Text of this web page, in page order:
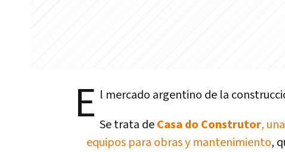
E l mercado argentino de la
Se trata deCasa do Construtor,
equipos para obras y mantenimiento,